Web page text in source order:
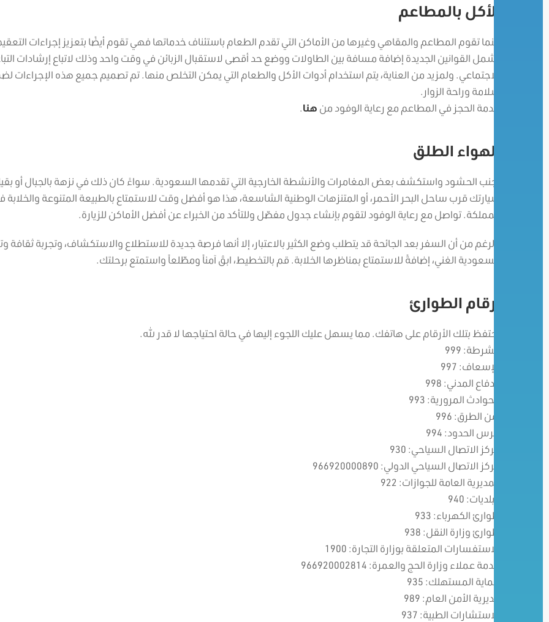
الأكل بالمطاعم
بينما تقوم المطاعم والمقاهي وغيرها من الأماكن التي تقدم الطعام باستئناف خدماتها فهي تقوم أيضًا بتعزيز إجراءات
تشمل القوانين الجديدة إضافة مسافة بين الطاولات ووضع حد أقصى لاستقبال الزبائن في وقت واحد وذلك لاتباع إرشادات
الاجتماعي. ولمزيد من العناية، يتم استخدام أدوات الأكل والطعام التي يمكن التخلص منها. تم تصميم جميع هذه الإجراءات
سلامة وراحة الزوار.
خدمة الحجز في المطاعم مع رعاية الوفود من هنا.
الهواء الطلق
تجنب الحشود واستكشف بعض المغامرات والأنشطة الخارجية التي تقدمها السعودية. سواءً كان ذلك في نزهة بالجبال أو
سيارتك قرب ساحل البحر الأحمر، أو المتنزهات الوطنية الشاسعة، هذا هو أفضل وقت للاستمتاع بالطبيعة المتنوعة والخلابة
المملكة. تواصل مع رعاية الوفود لتقوم بإنشاء جدول مفصّل وللتأكد من الخبراء عن أفضل الأماكن للزيارة.
بالرغم من أن السفر بعد الجائحة قد يتطلب وضع الكثير بالاعتبار، إلا أنها فرصة جديدة للاستطلاع والاستكشاف، وتجربة ثقافة
السعودية الغني، إضافةً للاستمتاع بمناظرها الخلابة. قم بالتخطيط، ابقَ آمناً ومطّلعاً واستمتع برحلتك.
أرقام الطوارئ
احتفظ بتلك الأرقام على هاتفك. مما يسهل عليك اللجوء إليها في حالة احتياجها لا قدر الله.
الشرطة: 999
الإسعاف: 997
الدفاع المدني: 998
للحوادث المرورية: 993
أمن الطرق: 996
حرس الحدود: 994
مركز الاتصال السياحي: 930
مركز الاتصال السياحي الدولي: 966920000890
المديرية العامة للجوازات: 922
البلديات: 940
طوارئ الكهرباء: 933
طوارئ وزارة النقل: 938
الاستفسارات المتعلقة بوزارة التجارة: 1900
خدمة عملاء وزارة الحج والعمرة: 966920002814
حماية المستهلك: 935
مديرية الأمن العام: 989
الاستشارات الطبية: 937